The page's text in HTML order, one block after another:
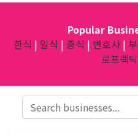
Popular
한식 | 일식 | 중식 | 변호사 |
로프랙틱